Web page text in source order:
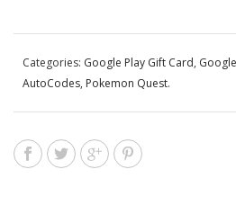
Categories: Google Play Gift Card,
AutoCodes, Pokemon Quest.